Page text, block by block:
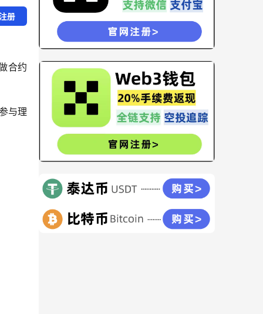
册
合约
与理